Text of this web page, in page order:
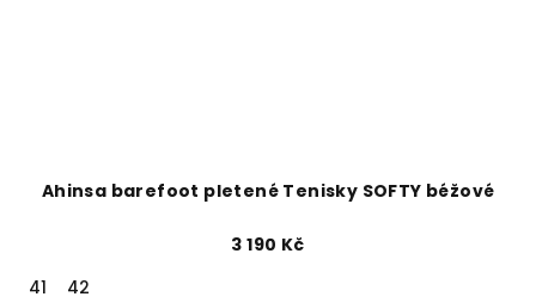
Ahinsa barefoot pletené Tenisky SOFTY béžové
3 190 Kč
41
42